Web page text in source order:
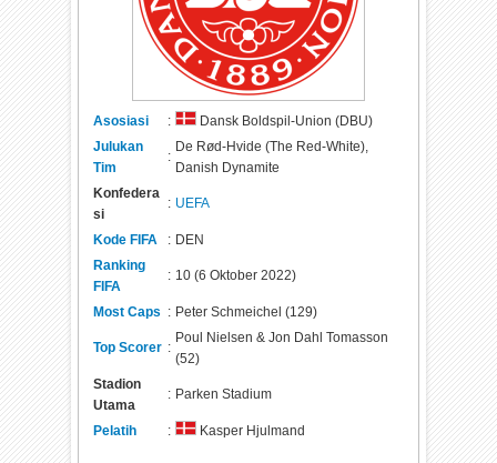
Asosiasi :
Dansk Boldspil-Union (DBU)
Julukan
Tim
:
De Rød-Hvide (The Red-White),
Danish Dynamite
Konfedera
si
: UEFA
Kode FIFA : DEN
Ranking
FIFA
: 10 (6 Oktober 2022)
Most Caps : Peter Schmeichel (129)
Top Scorer :
Poul Nielsen & Jon Dahl Tomasson
(52)
Stadion
Utama
: Parken Stadium
Pelatih : Kasper Hjulmand